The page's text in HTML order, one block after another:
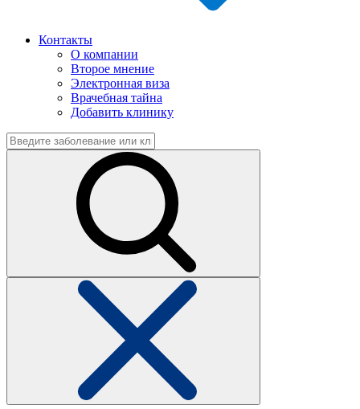
Контакты
О компании
Второе мнение
Электронная виза
Врачебная тайна
Добавить клинику